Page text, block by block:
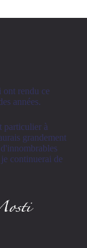
ont rendu ce
années.
particulier à
grandement
continuerai de